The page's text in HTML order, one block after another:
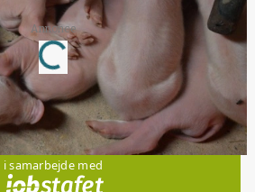
Annonce
Loading...
Jobs
i samarbejde med